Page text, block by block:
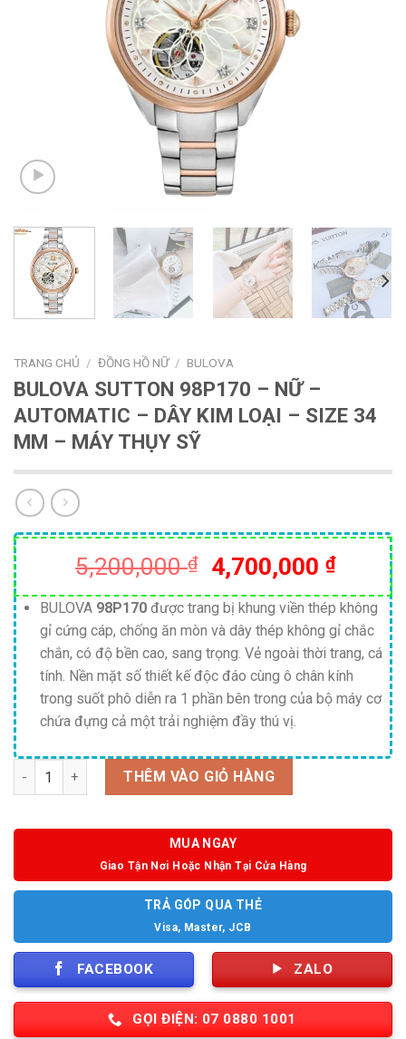
TRANG CHỦ / ĐỒNG HỒ NỮ / BULOVA
BULOVA SUTTON 98P170 – NỮ –
AUTOMATIC – DÂY KIM LOẠI – SIZE 34
MM – MÁY THỤY SỸ
5,200,000₫
Giá
gốc
là:
5,200,000 ₫.
4,700,000 ₫Giá
hiện
tại
là:
BULOVA98P170được trang bị khung viền thép không
gỉ cứng cáp, chống ăn mòn và dây thép không gỉ chắc
chắn, có độ bền cao, sang trọng. Vẻ ngoài thời trang, cá
tính. Nền mặt số thiết kế độc đáo cùng ô chân kính
trong suốt phô diễn ra 1 phần bên trong của bộ máy cơ
chứa đựng cả một trải nghiệm đầy thú vị.
Số lượng THÊM VÀO GIỎ HÀNG
MUA NGAY
Giao Tận Nơi Hoặc Nhận Tại Cửa Hàng
TRẢ GÓP QUA THẺ
Visa, Master, JCB
FACEBOOK ZALO
GỌI ĐIỆN: 07 0880 1001